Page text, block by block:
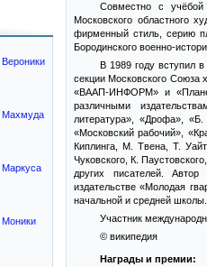
Совместно с
Московского областного
фирменный стиль, серию
Бородинского военно-
В 1989 году вступил
секции Московского Союза
«ВААП-ИНФОРМ» и
различными
литература», «Дрофа»,
«Московский рабочий»,
Киплинга, М. Твена, Т.
Чуковского, К.
других писателей.
издательстве «Молодая
начальной и средней школы.
Участник
© википедия
Награды и премии:
Вероники
Махмуда
Маркуса
Моники